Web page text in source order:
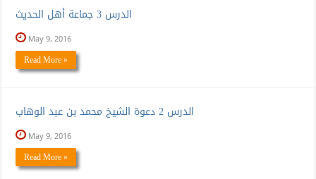
الدرس 3 جماعة أهل الحديث
May 9, 2016
Read More »
الدرس 2 دعوة الشيخ محمد بن عبد الوهاب
May 9, 2016
Read More »